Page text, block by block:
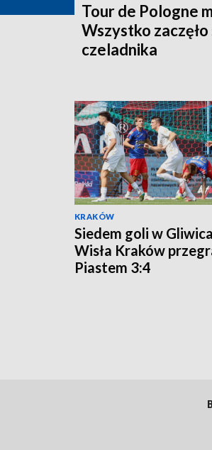
Tour de Pologne
Wszystko
czeladnika
KRAKÓW
Siedem goli w
Wisła Kraków
Piastem 3:4